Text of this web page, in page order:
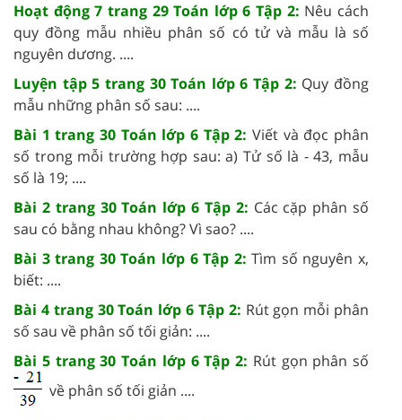
Hoạt động 7 trang 29 Toán lớp 6 Tập 2: Nêu cách
quy đồng mẫu nhiều phân số có tử và mẫu là số
nguyên dương. ....
Luyện tập 5 trang 30 Toán lớp 6 Tập 2: Quy đồng
mẫu những phân số sau: ....
Bài 1 trang 30 Toán lớp 6 Tập 2: Viết và đọc phân
số trong mỗi trường hợp sau: a) Tử số là - 43, mẫu
số là 19; ....
Bài 2 trang 30 Toán lớp 6 Tập 2: Các cặp phân số
sau có bằng nhau không? Vì sao? ....
Bài 3 trang 30 Toán lớp 6 Tập 2: Tìm số nguyên x,
biết: ....
Bài 4 trang 30 Toán lớp 6 Tập 2: Rút gọn mỗi phân
số sau về phân số tối giản: ....
Bài 5 trang 30 Toán lớp 6 Tập 2: Rút gọn phân số
về phân số tối giản ....